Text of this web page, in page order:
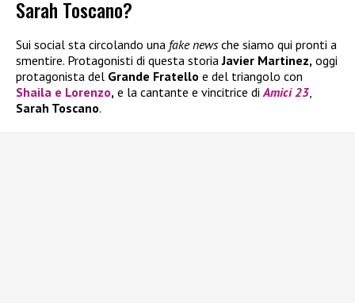
Sarah Toscano?
Sui social sta circolando una fake newsche siamo qui pronti a
smentire. Protagonisti di questa storiaJavier Martinez, oggi
protagonista del Grande Fratello e del triangolo con
Shaila e Lorenzo, e la cantante e vincitrice di Amici 23
Sarah Toscano.